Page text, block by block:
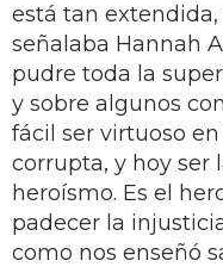
está tan
señalaba Hannah
pudre toda la
y sobre algunos
fácil ser virtuoso
corrupta, y hoy ser
heroísmo. Es el
padecer la
como nos enseñó